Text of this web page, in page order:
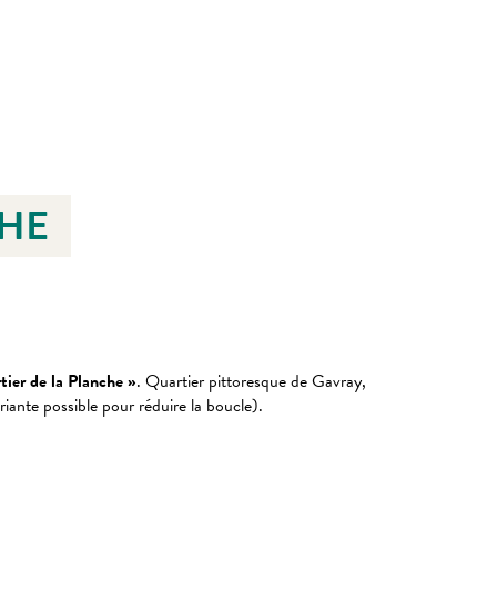
de la Planche ». Quartier pittoresque de Gavray,
possible pour réduire la boucle).